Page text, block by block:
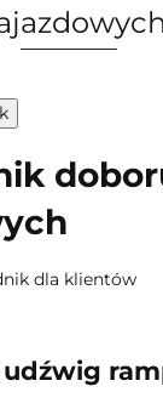
dla klientów